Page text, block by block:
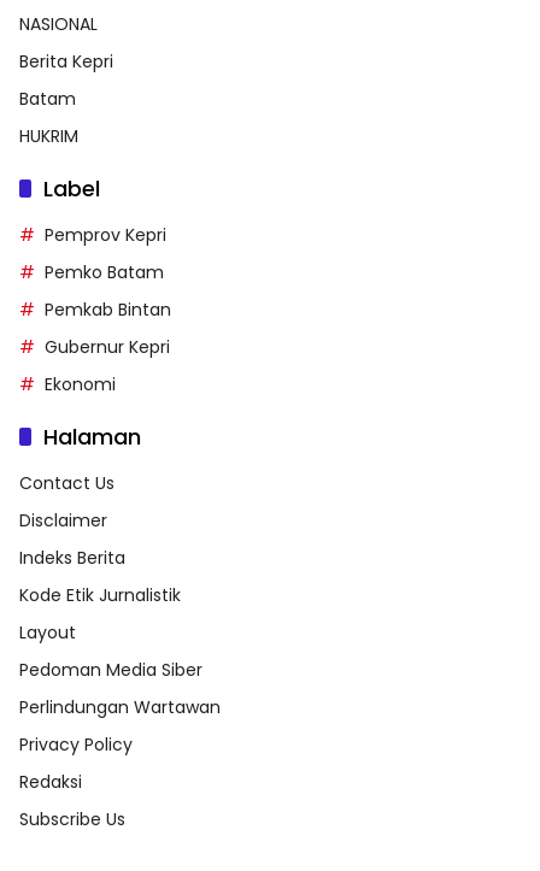
NASIONAL
Berita Kepri
Batam
HUKRIM
Label
Pemprov Kepri
Pemko Batam
Pemkab Bintan
Gubernur Kepri
Ekonomi
Halaman
Contact Us
Disclaimer
Indeks Berita
Kode Etik Jurnalistik
Layout
Pedoman Media Siber
Perlindungan Wartawan
Privacy Policy
Redaksi
Subscribe Us